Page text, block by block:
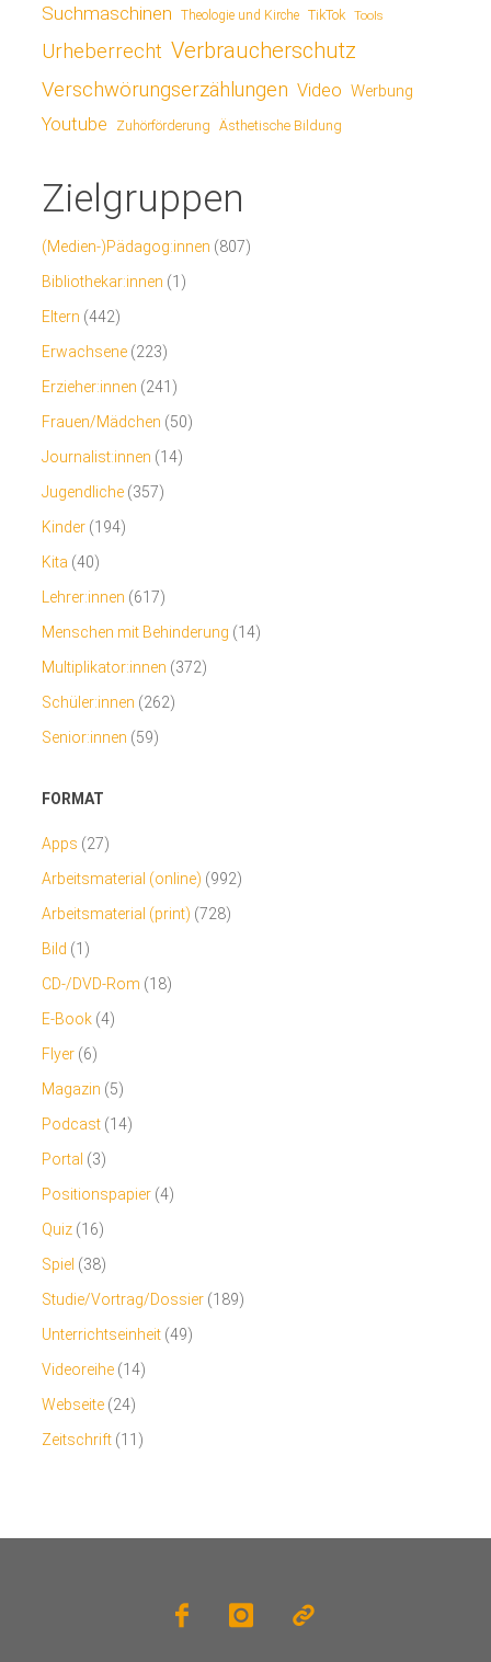
Suchmaschinen Theologie und Kirche TikTok Tools
Urheberrecht Verbraucherschutz
Verschwörungserzählungen Video Werbung
Youtube Zuhörförderung Ästhetische Bildung
Zielgruppen
(Medien-)Pädagog:innen (807)
Bibliothekar:innen (1)
Eltern (442)
Erwachsene (223)
Erzieher:innen (241)
Frauen/Mädchen (50)
Journalist:innen (14)
Jugendliche (357)
Kinder (194)
Kita (40)
Lehrer:innen (617)
Menschen mit Behinderung (14)
Multiplikator:innen (372)
Schüler:innen (262)
Senior:innen (59)
FORMAT
Apps (27)
Arbeitsmaterial (online) (992)
Arbeitsmaterial (print) (728)
Bild (1)
CD-/DVD-Rom (18)
E-Book (4)
Flyer (6)
Magazin (5)
Podcast (14)
Portal (3)
Positionspapier (4)
Quiz (16)
Spiel (38)
Studie/Vortrag/Dossier (189)
Unterrichtseinheit (49)
Videoreihe (14)
Webseite (24)
Zeitschrift (11)